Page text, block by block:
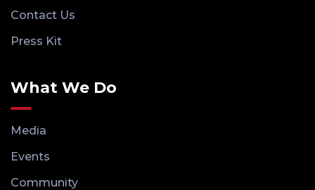
Contact Us
Press Kit
What We Do
Media
Events
Community